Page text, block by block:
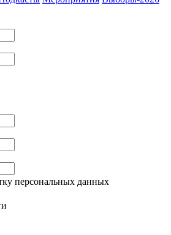
персональных данных